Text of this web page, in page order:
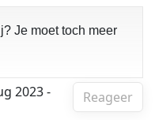
Je moet toch meer
Reageer
2023 -